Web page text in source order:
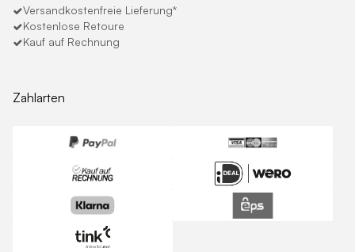
Versandkostenfreie Lieferung*
Kostenlose Retoure
Kauf auf Rechnung
Zahlarten